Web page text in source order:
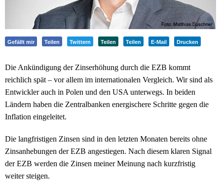
Gefällt mir Teilen Twittern Teilen Teilen E-Mail Drucken
Die Ankündigung der Zinserhöhung durch die EZB kommt
reichlich spät – vor allem im internationalen Vergleich. Wir sind als
Entwickler auch in Polen und den USA unterwegs. In beiden
Ländern haben die Zentralbanken energischere Schritte gegen die
Inflation eingeleitet.
Die langfristigen Zinsen sind in den letzten Monaten bereits ohne
Zinsanhebungen der EZB angestiegen. Nach diesem klaren Signal
der EZB werden die Zinsen meiner Meinung nach kurzfristig
weiter steigen.